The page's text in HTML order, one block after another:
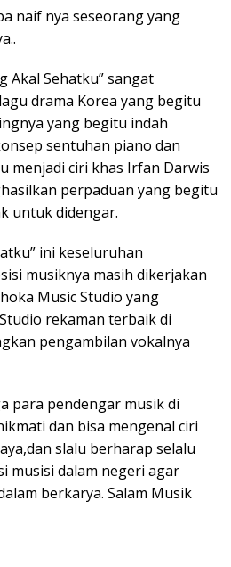
naif nya seseorang yang
Akal Sehatku” sangat
drama Korea yang begitu
yang begitu indah
sentuhan piano dan
menjadi ciri khas Irfan Darwis
perpaduan yang begitu
untuk didengar.
ini keseluruhan
musiknya masih dikerjakan
Music Studio yang
rekaman terbaik di
pengambilan vokalnya
para pendengar musik di
dan bisa mengenal ciri
slalu berharap selalu
musisi dalam negeri agar
berkarya. Salam Musik